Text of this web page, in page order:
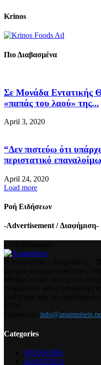
Krinos
Πιο Διαβασμένα
Σε Μονάδα Εντατικής
«παπάς του λαού» της...
April 3, 2020
“Δεν πιστεύω ότι
περιστατικό
April 24, 2020
Load more
Ροή Ειδήσεων
-Advertisement / Διαφήμιση-
Categories
SPONSORS
ΑΘΛΗΤΙΚΑ